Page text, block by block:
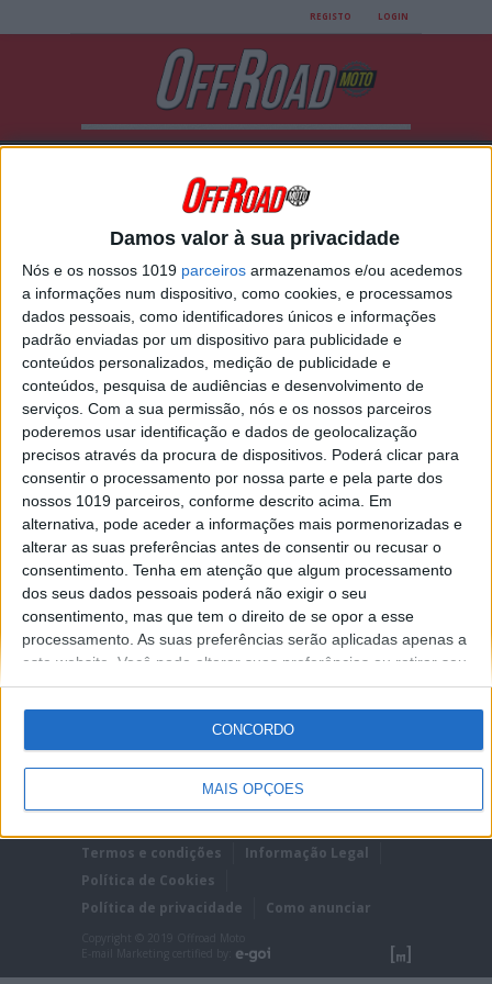
Damos valor à sua privacidade
Nós e os nossos 1019 parceiros armazenamos e/ou acedemos
a informações num dispositivo, como cookies, e processamos
dados pessoais, como identificadores únicos e informações
padrão enviadas por um dispositivo para publicidade e
conteúdos personalizados, medição de publicidade e
conteúdos, pesquisa de audiências e desenvolvimento de
serviços. Com a sua permissão, nós e os nossos parceiros
poderemos usar identificação e dados de geolocalização
precisos através da procura de dispositivos. Poderá clicar para
consentir o processamento por nossa parte e pela parte dos
nossos 1019 parceiros, conforme descrito acima. Em
alternativa, pode aceder a informações mais pormenorizadas e
alterar as suas preferências antes de consentir ou recusar o
consentimento. Tenha em atenção que algum processamento
dos seus dados pessoais poderá não exigir o seu
consentimento, mas que tem o direito de se opor a esse
processamento. As suas preferências serão aplicadas apenas a
este website. Você pode alterar suas preferências ou retirar seu
consentimento a qualquer momento voltando a este site e
clicando no botão "Privacidade" na parte inferior da página.
MAIS OPÇÕES
CONCORDO
REGISTO LOGIN
All posts tagged "SIDI
XPower Lei"
SIDI APRESENTA AS NOVAS BOTAS
XPOWER
A XPower e a XPower Lei juntam-se à família Sidi
de botas para motos Off-road. Dignas
sucessores da X-3 e X-3 Lei, não comprometem
o conforto e a segurança e, prestando especial
atenção ao pé e tornozelo,...
Posted Outubro 7, 2021
Termos e condições
Informação Legal
Política de Cookies
Política de privacidade
Como anunciar